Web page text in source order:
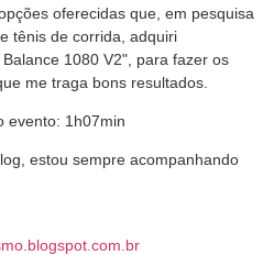
oferecidas que, em pesquisa
tênis de corrida, adquiri
1080 V2", para fazer os
me traga bons resultados.
evento: 1h07min
estou sempre acompanhando